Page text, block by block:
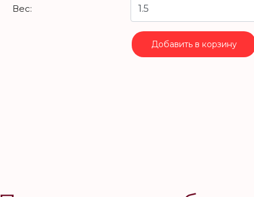
Вес:
Добавить в корзину